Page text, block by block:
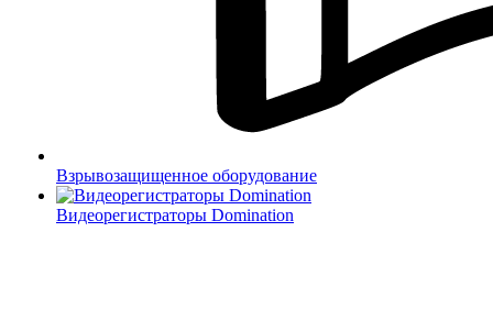
Взрывозащищенное оборудование
Видеорегистраторы Domination